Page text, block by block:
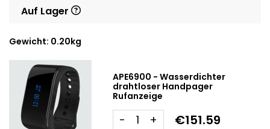
Auf Lager
Gewicht: 0.20kg
APE6900 - Wasserdichter
drahtloser Handpager
Rufanzeige
- + €151.59